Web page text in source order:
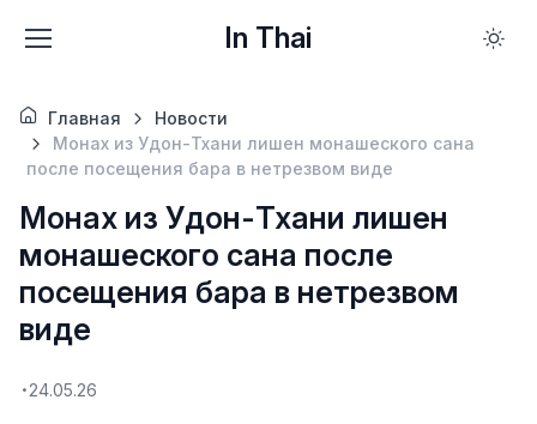
In Thai
Главная
Новости
Монах из Удон-Тхани лишен монашеского сана
после посещения бара в нетрезвом виде
Монах из Удон-Тхани лишен
монашеского сана после
посещения бара в нетрезвом
виде
24.05.26